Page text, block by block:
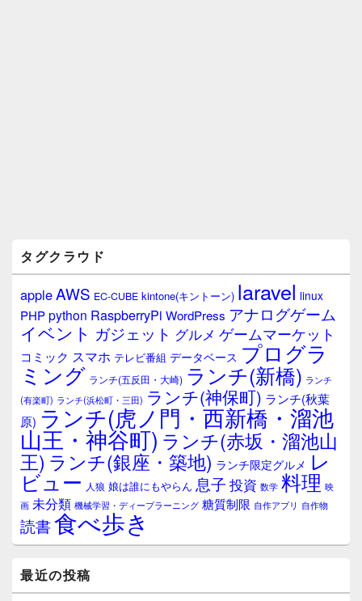
タグクラウド
appleAWS EC-CUBE kintone(キントーン) laravel linux
PHPpython RaspberryPi WordPress アナログゲーム
イベント ガジェット グルメ ゲームマーケット
コミック スマホ テレビ番組 データベース プログラ
ミング ランチ(五反田・大崎) ランチ(新橋) ランチ
(有楽町) ランチ(浜松町・三田) ランチ(神保町) ランチ(秋葉
原) ランチ(虎ノ門・西新橋・溜池
山王・神谷町) ランチ(赤坂・溜池山
王) ランチ(銀座・築地) ランチ限定グルメ レ
ビュー 人狼 娘は誰にもやらん 息子 投資 数学 料理 映
画 未分類 機械学習・ディープラーニング 糖質制限 自作アプリ 自作物
読書食べ歩き
最近の投稿